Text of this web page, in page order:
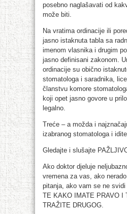
posebno naglašavati od
može biti.
Na vratima ordinacije ili
jasno istaknuta tabla sa
imenom vlasnika i drugim
jasno definisani zakonom.
ordinacije su obično
stomatologa i saradnika,
članstvu komore
koji opet jasno govore u
legalno.
Treće – a možda i
izabranog stomatologa i
Gledajte i slušajte
Ako doktor djeluje
vremena za vas, ako
pitanja, ako vam se ne
TE KAKO IMATE PRAVO I
TRAŽITE DRUGOG.